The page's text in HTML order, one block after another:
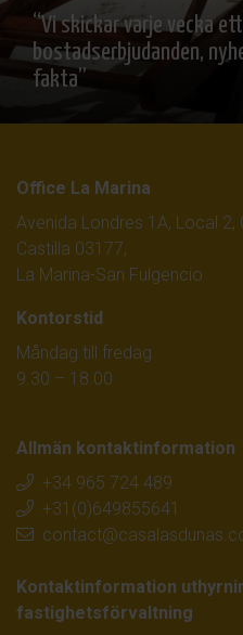
“Vi skickar varje vecka
bostadserbjudanden,
fakta”
Office La Marina
Avenida Londres 1A, Local
Castilla 03177,
La Marina-San Fulgencio
Kontorstid
Måndag till fredag
9.30 – 18.00
Allmän kontaktinformation
+34 965 724 489
+31(0)649855641
Kontaktinformation
fastighetsförvaltning